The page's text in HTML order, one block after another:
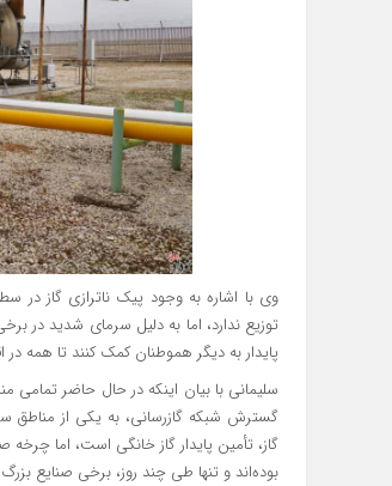
وی با اشاره به وجود پیک ناترازی گاز در
توزیع ندارد، اما به‌ دلیل سرمای شدید در
پایدار به دیگر هموطنان کمک کنند تا همه
سلیمانی با بیان اینکه در حال حاضر
گسترش شبکه گازرسانی، به یکی از
گاز، تأمین پایدار گاز خانگی است، اما چرخه
بوده‌اند و تنها طی چند روز، برخی صنایع